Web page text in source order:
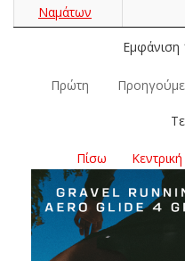
Ναμάτων
Εμφάνιση
Πρώτη
Πίσω